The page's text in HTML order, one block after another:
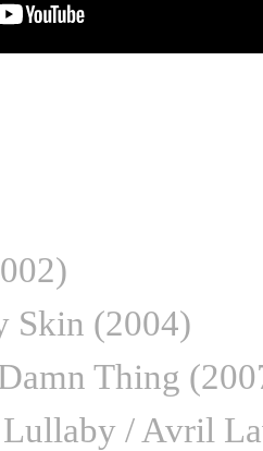
Skin (2004)
Thing
/ Avril